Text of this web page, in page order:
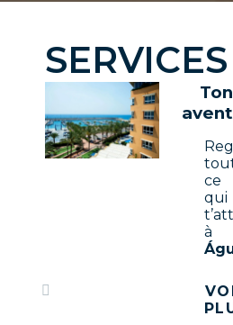
SERVICES
Ton
ce
qui
à